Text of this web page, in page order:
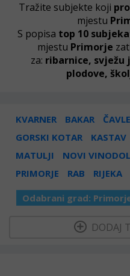
Tražite subjekte koji
mjestu
S popisa top 10
mjestu Primorje
za: ribarnice, svježu
plodove,
KVARNER BAKAR ČAVLE
GORSKI KOTAR
KASTAV
MATULJI
NOVI
PRIMORJE
RAB RIJEKA
Odabrani grad:
DODAJ